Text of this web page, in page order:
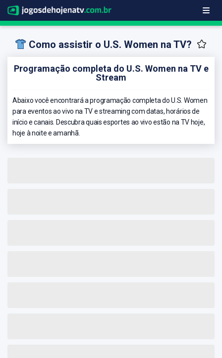
Como assistir o U.S. Women na TV?
Programação completa do U.S. Women na TV e
Stream
Abaixo você encontrará a programação completa do U.S. Women
para eventos ao vivo na TV e streaming com datas, horários de
início e canais. Descubra quais esportes ao vivo estão na TV hoje,
hoje à noite e amanhã.